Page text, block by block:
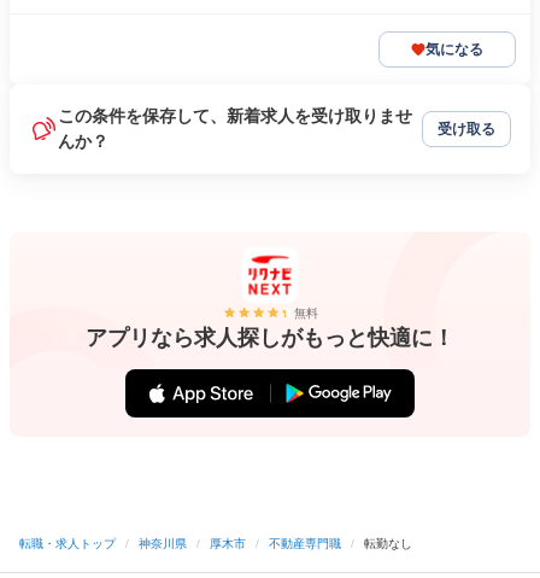
気になる
この条件を保存して、新着求人を受け取りませ
んか？
受け取る
無料
アプリなら求人探しがもっと快適に！
転職・求人トップ / 神奈川県 / 厚木市 / 不動産専門職 / 転勤なし